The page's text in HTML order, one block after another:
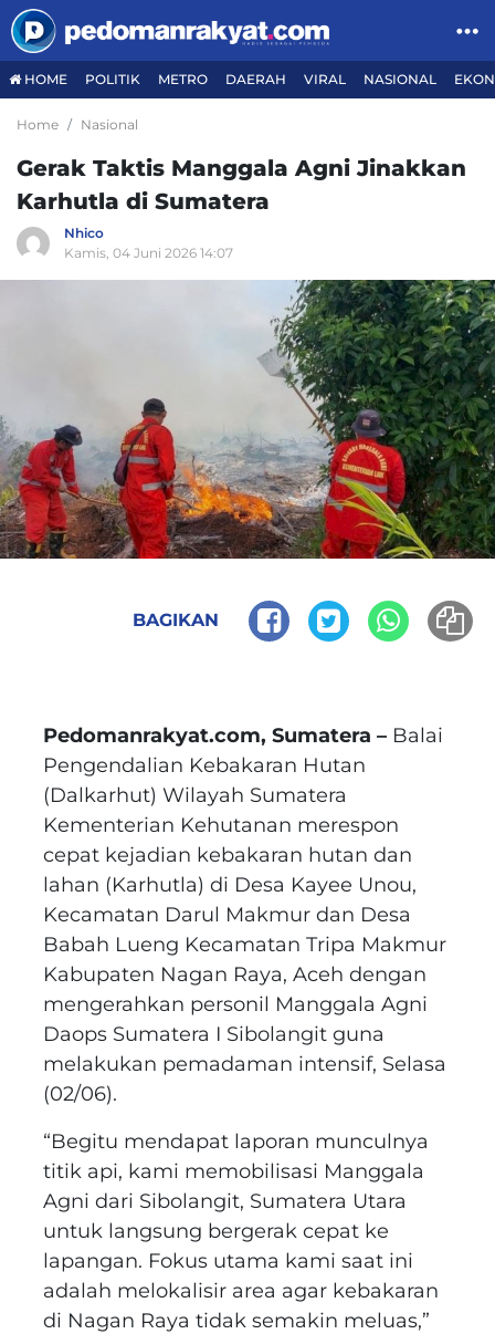
HOME POLITIK METRO DAERAH VIRAL NASIONAL
Home Nasional
Gerak Taktis Manggala Agni Jinakkan
Karhutla di Sumatera
Nhico
Kamis, 04 Juni 2026 14:07
BAGIKAN
Pedomanrakyat.com, Sumatera – Balai
Pengendalian Kebakaran Hutan
(Dalkarhut) Wilayah Sumatera
Kementerian Kehutanan merespon
cepat kejadian kebakaran hutan dan
lahan (Karhutla) di Desa Kayee Unou,
Kecamatan Darul Makmur dan Desa
Babah Lueng Kecamatan Tripa Makmur
Kabupaten Nagan Raya, Aceh dengan
mengerahkan personil Manggala Agni
Daops Sumatera I Sibolangit guna
melakukan pemadaman intensif, Selasa
(02/06).
“Begitu mendapat laporan munculnya
titik api, kami memobilisasi Manggala
Agni dari Sibolangit, Sumatera Utara
untuk langsung bergerak cepat ke
lapangan. Fokus utama kami saat ini
adalah melokalisir area agar kebakaran
di Nagan Raya tidak semakin meluas,”